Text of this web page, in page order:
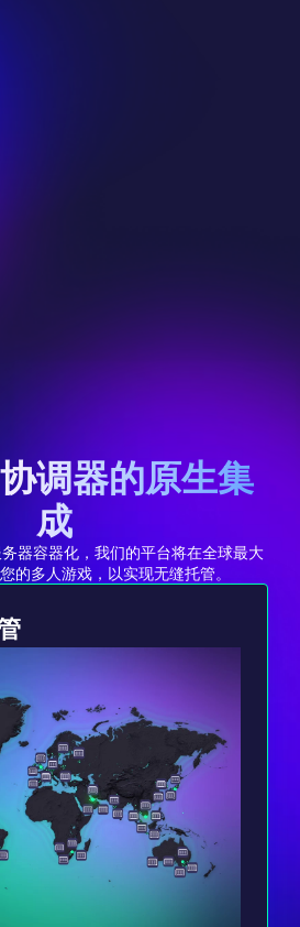
调器的原生集
成
器容器化，我们的平台将在全球最大
的多人游戏，以实现无缝托管。